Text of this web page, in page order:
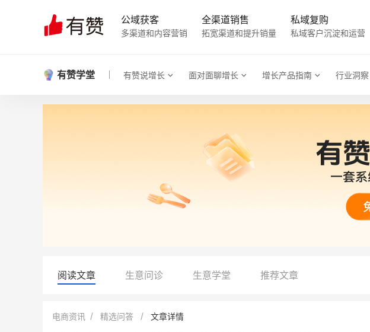
公域获客
多渠道和内容营销
全渠道销售
拓宽渠道和提升销量
私域复购
私域客户沉淀和运营
有赞学堂 有赞说增长 面对面聊增长 增长产品指南 行业洞察
阅读文章 生意问诊 生意学堂 推荐文章
电商资讯 精选问答 文章详情
白帝牛奶旗舰店